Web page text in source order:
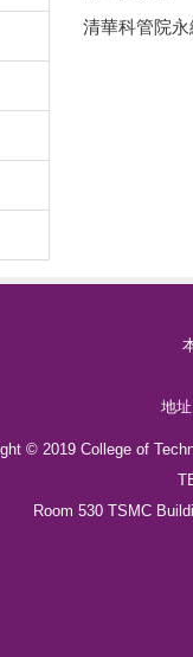
清華科管院
地
© 2019 College of
Room 530 TSMC